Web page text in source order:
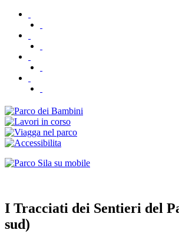
I Tracciati dei Sentieri del
sud)